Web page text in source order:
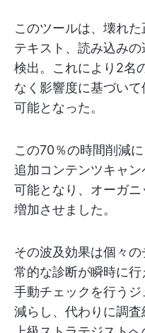
このツールは、壊れ
テキスト、読み込み
検出。これにより2名
なく影響度に基づい
可能となった。
この70％の時間削減
追加コンテンツキャ
可能となり、オーガ
増加させました。
その波及効果は個々
常的な診断が瞬時に
手動チェックを行う
減らし、代わりに調